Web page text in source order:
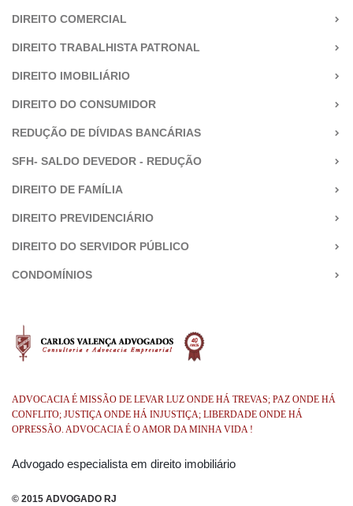
DIREITO COMERCIAL
DIREITO TRABALHISTA PATRONAL
DIREITO IMOBILIÁRIO
DIREITO DO CONSUMIDOR
REDUÇÃO DE DÍVIDAS BANCÁRIAS
SFH- SALDO DEVEDOR - REDUÇÃO
DIREITO DE FAMÍLIA
DIREITO PREVIDENCIÁRIO
DIREITO DO SERVIDOR PÚBLICO
CONDOMÍNIOS
ADVOCACIA É MISSÃO DE LEVAR LUZ ONDE HÁ TREVAS; PAZ ONDE HÁ
CONFLITO; JUSTIÇA ONDE HÁ INJUSTIÇA; LIBERDADE ONDE HÁ
OPRESSÃO. ADVOCACIA É O AMOR DA MINHA VIDA !
Advogado especialista em direito imobiliário
© 2015 ADVOGADO RJ